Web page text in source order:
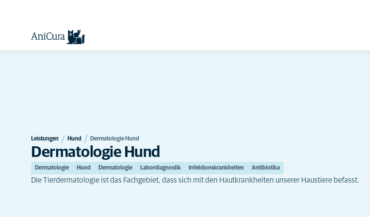
Leistungen Hund Dermatologie Hund
Dermatologie Hund
Dermatologie Hund Dermatologie Labordiagnostik Infektionskrankheiten Antibiotika
Die Tierdermatologie ist das Fachgebiet, dass sich mit den Hautkrankheiten unserer Haustiere befasst.